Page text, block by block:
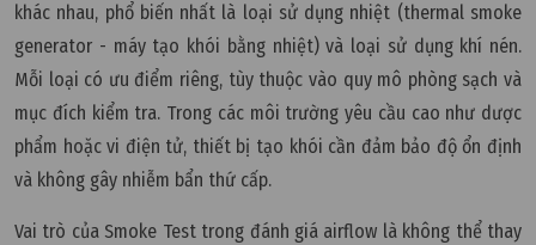
khác nhau, phổ biến nhất là loại sử dụng nhiệt (thermal smoke
generator - máy tạo khói bằng nhiệt) và loại sử dụng khí nén.
Mỗi loại có ưu điểm riêng, tùy thuộc vào quy mô phòng sạch và
mục đích kiểm tra. Trong các môi trường yêu cầu cao như dược
phẩm hoặc vi điện tử, thiết bị tạo khói cần đảm bảo độ ổn định
và không gây nhiễm bẩn thứ cấp.
Vai trò của Smoke Test trong đánh giá airflow là không thể thay